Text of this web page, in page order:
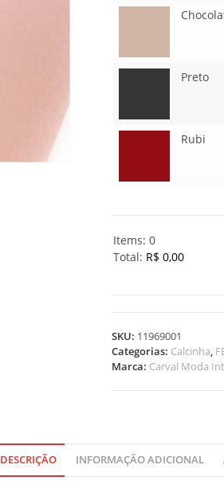
Preto
Rubi
Items: 0
Total: R$ 0,00
m
s
.
t
SKU: 11969001
Categorias: Calcinha,
Marca: Carval Moda
DESCRIÇÃO INFORMAÇÃO ADICIONAL